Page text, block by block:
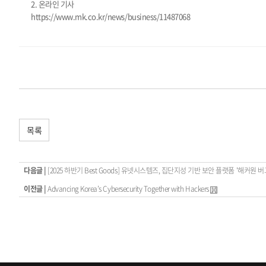
2. 온라인 기사
https://www.mk.co.kr/news/business/11487068
목록
다음글 | [2025 하반기 Best Goods] 유넷시스템즈, 집단지성 기반 보안 플랫폼 '해커원
이전글 |Advancing Korea’s Cybersecurity Together with Hackers